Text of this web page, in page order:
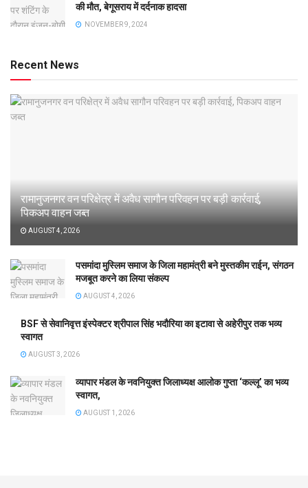
की मौत, बेगूसराय में दर्दनाक हादसा
NOVEMBER 9, 2024
Recent News
रामानुजनगर वन परिक्षेत्र में अवैध सागौन परिवहन पर बड़ी कार्रवाई,
पिकअप वाहन जब्त
AUGUST 4, 2026
पसमांदा मुस्लिम समाज के जिला महामंत्री बने मुस्तकीम राईन, संगठन
मजबूत करने का लिया संकल्प
AUGUST 4, 2026
BSF से सेवानिवृत्त इंस्पेक्टर श्रीपाल सिंह भदौरिया का इटावा से अहेरीपुर तक भव्य
स्वागत
AUGUST 3, 2026
व्यापार मंडल के नवनियुक्त जिलाध्यक्ष आलोक गुप्ता ‘कल्लू’ का भव्य
स्वागत,
AUGUST 1, 2026